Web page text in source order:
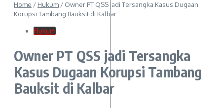
Home / Hukum / Owner PT QSS jadi Tersangka Kasus Dugaan
Korupsi Tambang Bauksit di Kalbar
Hukum
Owner PT QSS jadi Tersangka
Kasus Dugaan Korupsi Tambang
Bauksit di Kalbar